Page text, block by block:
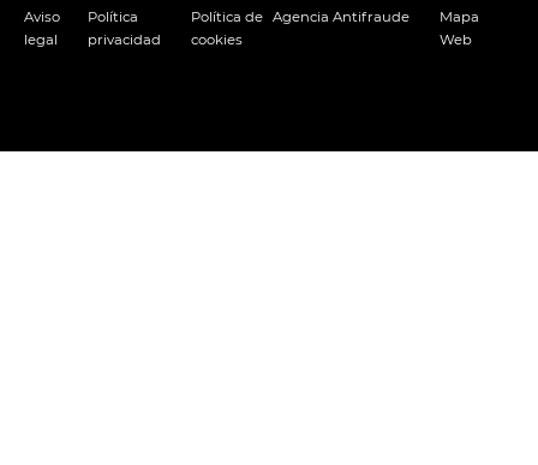
Aviso
legal
Política
privacidad
Política de
cookies
Agencia Antifraude
Mapa
Web